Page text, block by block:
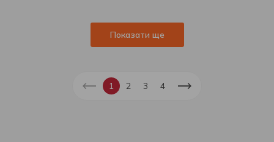
Показати ще
1 2 3 4